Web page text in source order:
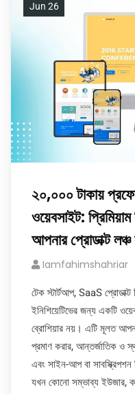
Jun 26
২০,০০০ টাকায়
ওয়েবসাইট: প্রিমিয়াম
আপনার প্রোডাক্ট
Iamfahimshahriar
টেক স্টার্টআপ, SaaS প্রোডাক্ট
ইনিশিয়েটিভের জন্য একটি
ব্রোশিয়ার নয়। এটি মূলত
প্রমাণ করার, আন্তর্জাতিক ও
এবং সাইন-আপ বা সাবস্ক্রিপশন
যখন কোনো সম্ভাব্য ইউজার,